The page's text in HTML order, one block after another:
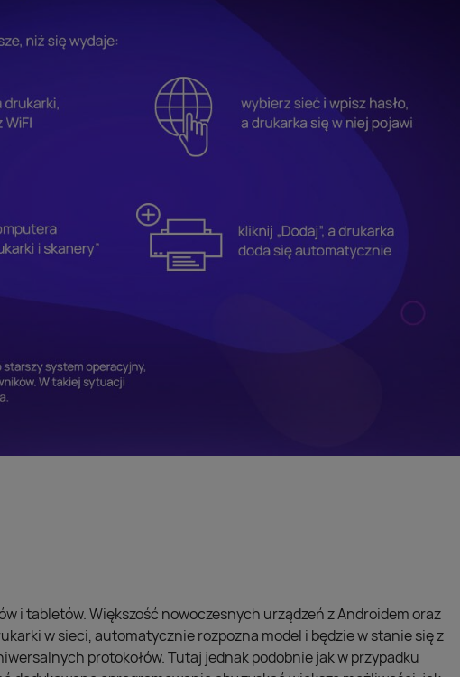
i tabletów. Większość nowoczesnych urządzeń z Androidem oraz
w sieci, automatycznie rozpozna model i będzie w stanie się z
protokołów. Tutaj jednak podobnie jak w przypadku